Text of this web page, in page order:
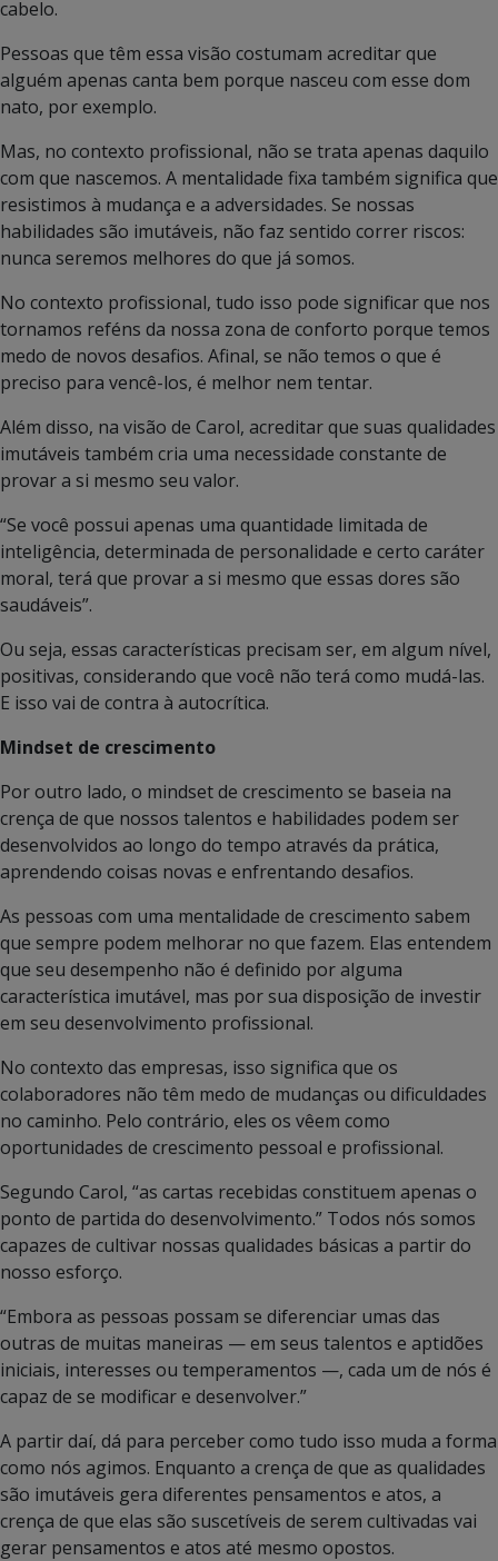
cabelo.
Pessoas que têm essa visão costumam acreditar que
alguém apenas canta bem porque nasceu com esse dom
nato, por exemplo.
Mas, no contexto profissional, não se trata apenas daquilo
com que nascemos. A mentalidade fixa também significa que
resistimos à mudança e a adversidades. Se nossas
habilidades são imutáveis, não faz sentido correr riscos:
nunca seremos melhores do que já somos.
No contexto profissional, tudo isso pode significar que nos
tornamos reféns da nossa zona de conforto porque temos
medo de novos desafios. Afinal, se não temos o que é
preciso para vencê-los, é melhor nem tentar.
Além disso, na visão de Carol, acreditar que suas qualidades
imutáveis também cria uma necessidade constante de
provar a si mesmo seu valor.
“Se você possui apenas uma quantidade limitada de
inteligência, determinada de personalidade e certo caráter
moral, terá que provar a si mesmo que essas dores são
saudáveis”.
Ou seja, essas características precisam ser, em algum nível,
positivas, considerando que você não terá como mudá-las.
E isso vai de contra à autocrítica.
Mindset de crescimento
Por outro lado, o mindset de crescimento se baseia na
crença de que nossos talentos e habilidades podem ser
desenvolvidos ao longo do tempo através da prática,
aprendendo coisas novas e enfrentando desafios.
As pessoas com uma mentalidade de crescimento sabem
que sempre podem melhorar no que fazem. Elas entendem
que seu desempenho não é definido por alguma
característica imutável, mas por sua disposição de investir
em seu desenvolvimento profissional.
No contexto das empresas, isso significa que os
colaboradores não têm medo de mudanças ou dificuldades
no caminho. Pelo contrário, eles os vêem como
oportunidades de crescimento pessoal e profissional.
Segundo Carol, “as cartas recebidas constituem apenas o
ponto de partida do desenvolvimento.” Todos nós somos
capazes de cultivar nossas qualidades básicas a partir do
nosso esforço.
“Embora as pessoas possam se diferenciar umas das
outras de muitas maneiras — em seus talentos e aptidões
iniciais, interesses ou temperamentos —, cada um de nós é
capaz de se modificar e desenvolver.”
A partir daí, dá para perceber como tudo isso muda a forma
como nós agimos. Enquanto a crença de que as qualidades
são imutáveis gera diferentes pensamentos e atos, a
crença de que elas são suscetíveis de serem cultivadas vai
gerar pensamentos e atos até mesmo opostos.